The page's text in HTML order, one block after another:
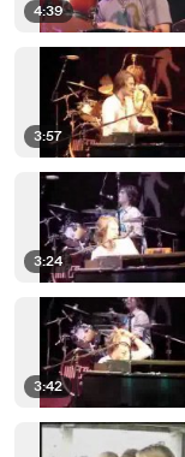
4:39
3:57
3:24
3:42